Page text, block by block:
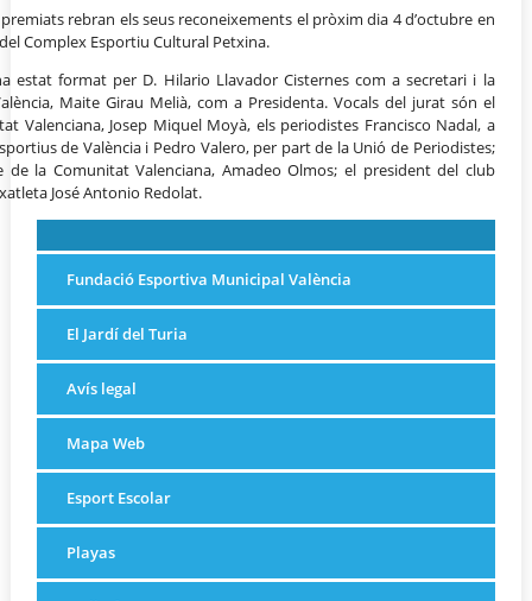
rebran els seus reconeixements el pròxim dia 4 d’octubre en
Complex Esportiu Cultural Petxina.
estat format per D. Hilario Llavador Cisternes com a secretari i la
Maite Girau Melià, com a Presidenta. Vocals del jurat són el
Valenciana, Josep Miquel Moyà, els periodistes Francisco Nadal, a
de València i Pedro Valero, per part de la Unió de Periodistes;
de la Comunitat Valenciana, Amadeo Olmos; el president del club
José Antonio Redolat.
Fundació Esportiva Municipal València
El Jardí del Turia
Avís legal
Mapa Web
Esport Escolar
Playas